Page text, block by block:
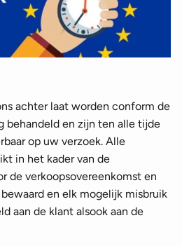
achter laat worden conform de
behandeld en zijn ten alle tijde
op uw verzoek. Alle
in het kader van de
de verkoopsovereenkomst en
en elk mogelijk misbruik
aan de klant alsook aan de